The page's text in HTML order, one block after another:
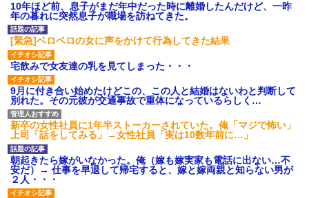
10年ほど前、息子がまだ年中だった時に離婚したんだけど、一昨
年の暮れに突然息子が職場を訪ねてきた。
[緊急]ベロベロの女に声をかけて行為してきた結果
宅飲みで女友達の乳を見てしまった・・・
9月に付き合い始めたけどこの、この人と結婚はないわと判断して
別れた。その元彼が交通事故で重体になっているらしく…
新卒の女性社員に1年半ストーカーされていた。俺「マジで怖い」
上司「話をしてみる」→女性社員「実は10数年前に…」
朝起きたら嫁がいなかった。俺（嫁も嫁実家も電話に出ない…不
安だ）→ 仕事を早退して帰宅すると、嫁と嫁両親と知らない男が
２人・・・